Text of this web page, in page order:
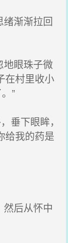
渐渐拉回
眼珠子微
在村里收小
”
垂下眼眸，
给我的药是
后从怀中